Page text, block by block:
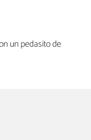
un pedasito de